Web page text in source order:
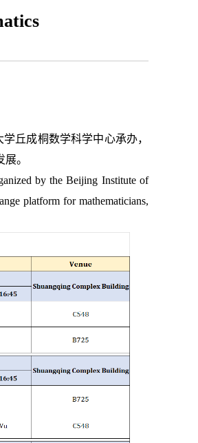
丘成桐数学科学中心承办，
。
by the Beijing Institute of
platform for mathematicians,